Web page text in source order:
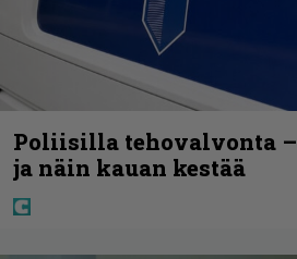
Poliisilla tehovalvonta
ja näin kauan kestää